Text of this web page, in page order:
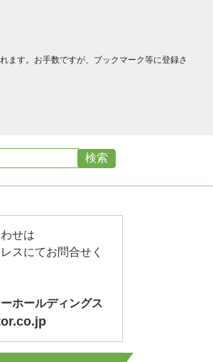
ます。お手数ですが、ブックマーク等に登録さ
せは
スにてお問合せく
ホールディングス